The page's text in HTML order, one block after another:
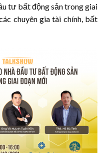
tư bất động sản trong giai
chuyên gia tài chính, bất